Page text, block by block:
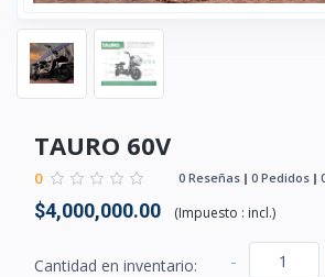
TAURO 60V
0 0 Reseñas 0 Pedidos
$4,000,000.00 (Impuesto : incl.)
Cantidad en inventario: -